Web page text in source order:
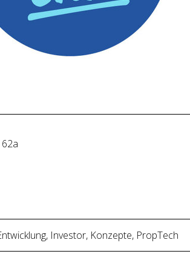
Investor, Konzepte, PropTech